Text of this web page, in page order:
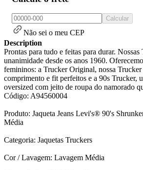
Calcular
Não sei o meu CEP
Description
Prontas para tudo e feitas para durar. Nossas
unanimidade desde os anos 1960.
femininos: a Trucker Original, nossa
comprimento e fit perfeitos e a 90s Trucker,
oversized com jeito de roupa do namorado
Código: A94560004
Produto: Jaqueta Jeans Levi's® 90's
Média
Categoria: Jaquetas Truckers
Cor / Lavagem: Lavagem Média